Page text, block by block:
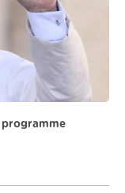
programme